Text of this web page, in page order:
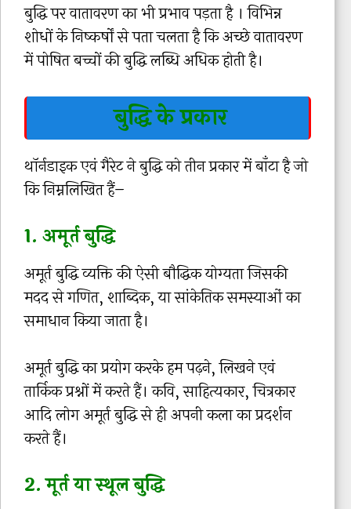
बुद्धि पर वातावरण का भी प्रभाव पड़ता है । विभिन्न
शोधों के निष्कर्षों से पता चलता है कि अच्छे वातावरण
में पोषित बच्चों की बुद्धि लब्धि अधिक होती है।
बुद्धि के प्रकार
थॉर्नडाइक एवं गैरेट ने बुद्धि को तीन प्रकार में बाँटा है जो
कि निम्नलिखित हैं–
1. अमूर्त बुद्धि
अमूर्त बुद्धि व्यक्ति की ऐसी बौद्धिक योग्यता जिसकी
मदद से गणित, शाब्दिक, या सांकेतिक समस्याओं का
समाधान किया जाता है।
अमूर्त बुद्धि का प्रयोग करके हम पढ़ने, लिखने एवं
तार्किक प्रश्नों में करते हैं। कवि, साहित्यकार, चित्रकार
आदि लोग अमूर्त बुद्धि से ही अपनी कला का प्रदर्शन
करते हैं।
2. मूर्त या स्थूल बुद्धि